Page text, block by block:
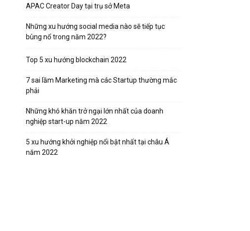
APAC Creator Day tại trụ sở Meta
Những xu hướng social media nào sẽ tiếp tục
bùng nổ trong năm 2022?
Top 5 xu hướng blockchain 2022
7 sai lầm Marketing mà các Startup thường mắc
phải
Những khó khăn trở ngại lớn nhất của doanh
nghiệp start-up năm 2022
5 xu hướng khởi nghiệp nổi bật nhất tại châu Á
năm 2022